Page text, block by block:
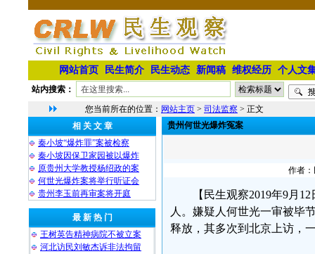
网站首页 民生简介 民生动态 新闻稿 维权经历 个人文
站内搜索：
您当前所在的位置： 网站主页 > 司法监察 > 正文
相 关 文 章
秦小坡“爆炸罪”案被检察
秦小坡因保卫家园被以爆炸
原贵州大学教授杨绍政的案
何世光爆炸案将举行听证会
贵州李玉前再审案将开庭
最 新 热 门
王树英告精神病院不被立案
河北访民刘敏杰诉非法拘留
贵州何世光爆炸冤案
作者：
【民生观察2019年9月
人。嫌疑人何世光一审被毕
释放，其多次到北京上访，